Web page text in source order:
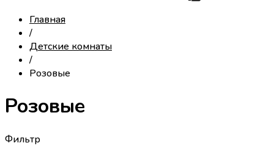
Главная
/
Детские комнаты
/
Розовые
Розовые
Фильтр